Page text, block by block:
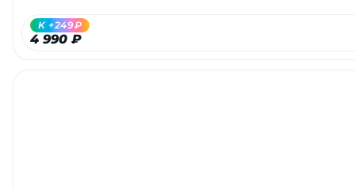
4 990 ₽
K +249₽